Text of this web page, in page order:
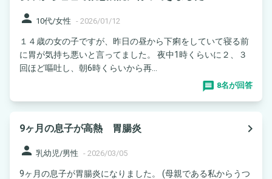
person 10代/女性 - 2026/01/12
１４歳の女の子ですが、昨日の昼から下痢をしていて寝る前
に胃が気持ち悪いと言ってました。 夜中1時くらいに２、３
回ほど嘔吐し、朝6時くらいから再...
8名が回答
9ヶ月の息子が高熱 胃腸炎
navigate_next
person 乳幼児/男性 - 2026/03/05
9ヶ月の息子が胃腸炎になりました。 (母親である私からうつ